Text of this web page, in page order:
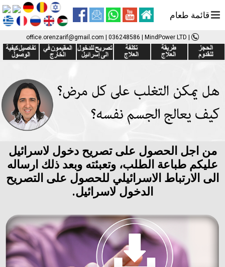
|
office.orenzarif@gmail.com | 036248586 | MindPower LTD
قائمة طعام
من اجل الحصول على تصريح دخول لاسرائيل
عليكم طباعة الطلب، وتعبئته وبعد ذلك ارساله
الى الارتباط الاسرائيلي للحصول على التصريح
الدخول لاسرائيل.